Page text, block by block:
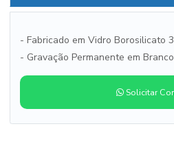
- Fabricado em Vidro Borosilicato
- Gravação Permanente em
Solicitar